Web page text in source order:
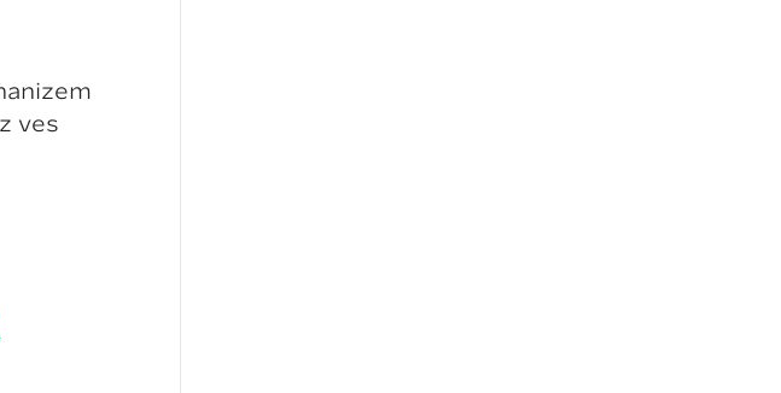
ves